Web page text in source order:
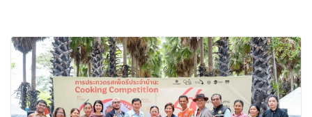
อร่อย ยกเมนูระดับตำนาน “ข้าวหน้าไก่
ราชวงศ์” พุ่งทะยานสู่น่านฟ้า
BEDO เดินหน้าจัดกิจกรรมเจรจาธุรกิจ
“BIO TRADE CONNECT 2026” ยก
ระดับผลิตภัณฑ์ท้องถิ่นสู่ตลาดเชิง
พาณิชย์อย่างยั่งยืน